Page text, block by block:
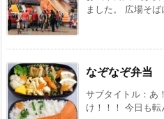
ました。 広場そ
なぞなぞ弁当
サブタイトル：あ
け！！！ 今日も